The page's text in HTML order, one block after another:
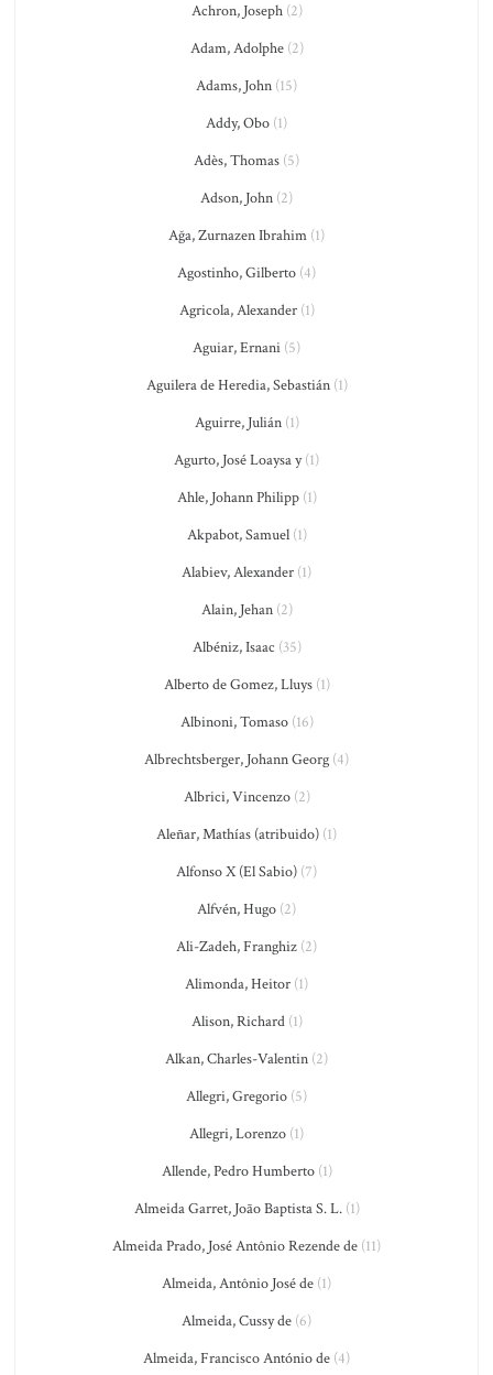
Achron, Joseph(2)
Adam, Adolphe(2)
Adams, John (15)
Addy, Obo (1)
Adès, Thomas (5)
Adson, John (2)
Ağa, Zurnazen Ibrahim (1)
Agostinho, Gilberto (4)
Agricola, Alexander(1)
Aguiar, Ernani (5)
Aguilera de Heredia, Sebastián(1)
Aguirre, Julián(1)
Agurto, José Loaysa y(1)
Ahle, Johann Philipp(1)
Akpabot, Samuel(1)
Alabiev, Alexander (1)
Alain, Jehan(2)
Albéniz, Isaac (35)
Alberto de Gomez, Lluys(1)
Albinoni, Tomaso(16)
Albrechtsberger, Johann Georg (4)
Albrici, Vincenzo(2)
Aleñar, Mathías (atribuido) (1)
Alfonso X (El Sabio) (7)
Alfvén, Hugo (2)
Ali-Zadeh, Franghiz (2)
Alimonda, Heitor (1)
Alison, Richard(1)
Alkan, Charles-Valentin (2)
Allegri, Gregorio (5)
Allegri, Lorenzo (1)
Allende, Pedro Humberto(1)
Almeida Garret, João Baptista S. L.(1)
Almeida Prado, José Antônio Rezende de (11)
Almeida, Antônio José de (1)
Almeida, Cussy de (6)
Almeida, Francisco António de (4)